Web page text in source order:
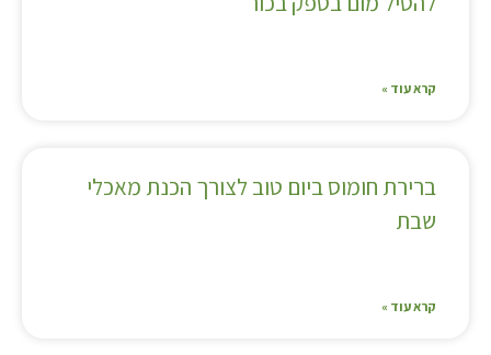
קרא עוד »
ברירת חומוס ביום טוב לצורך הכנת מאכלי
שבת
קרא עוד »